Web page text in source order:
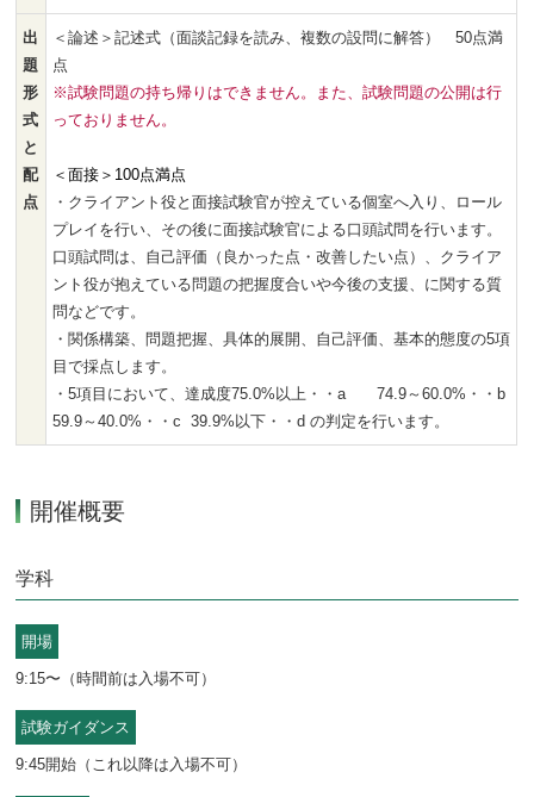
出
題
形
式
と
配
点
＜論述＞記述式（面談記録を読み、複数の設問に解答） 50点満
点
※試験問題の持ち帰りはできません。また、試験問題の公開は行
っておりません。
＜面接＞100点満点
・クライアント役と面接試験官が控えている個室へ入り、ロール
プレイを行い、その後に面接試験官による口頭試問を行います。
口頭試問は、自己評価（良かった点・改善したい点）、クライア
ント役が抱えている問題の把握度合いや今後の支援、に関する質
問などです。
・関係構築、問題把握、具体的展開、自己評価、基本的態度の5項
目で採点します。
・5項目において、達成度75.0%以上・・a 74.9～60.0%・・b
59.9～40.0%・・c 39.9%以下・・d の判定を行います。
開催概要
学科
開場
9:15〜（時間前は入場不可）
試験ガイダンス
9:45開始（これ以降は入場不可）